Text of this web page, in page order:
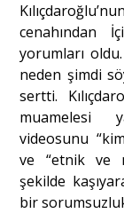
cenahından
yorumları
neden şimdi
sertti.
muamelesi
videosunu
ve “etnik ve
şekilde
bir